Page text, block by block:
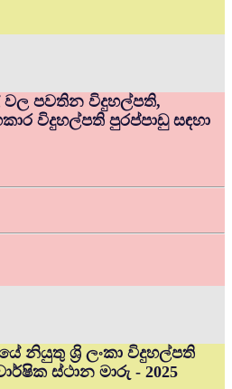
වල පවතින විදුහල්පති,
විදුහල්පති පුරප්පාඩු සඳහා
නියුතු ශ්‍රි ලංකා විදුහල්පති
ස්ථාන මාරු - 2025